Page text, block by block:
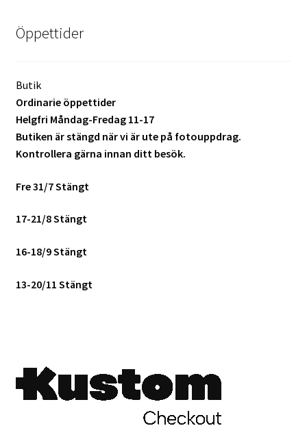
Öppettider
Butik
Ordinarie öppettider
Helgfri Måndag-Fredag 11-17
Butiken är stängd när vi är ute på fotouppdrag.
Kontrollera gärna innan ditt besök.
Fre 31/7 Stängt
17-21/8 Stängt
16-18/9 Stängt
13-20/11 Stängt